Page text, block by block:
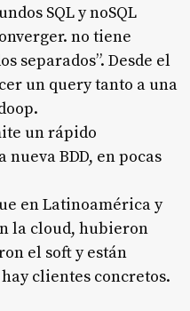
SQL y noSQL
no tiene
separados”. Desde el
un query tanto a una
un rápido
BDD, en pocas
en Latinoamérica y
la cloud, hubieron
el soft y están
clientes concretos.